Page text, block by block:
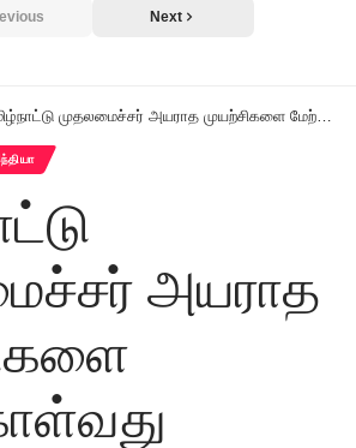
Next
முதலமைச்சர் அயராத முயற்சிகளை மேற்கொள்வது முக்கிய கடமையாகும்!
அயராத